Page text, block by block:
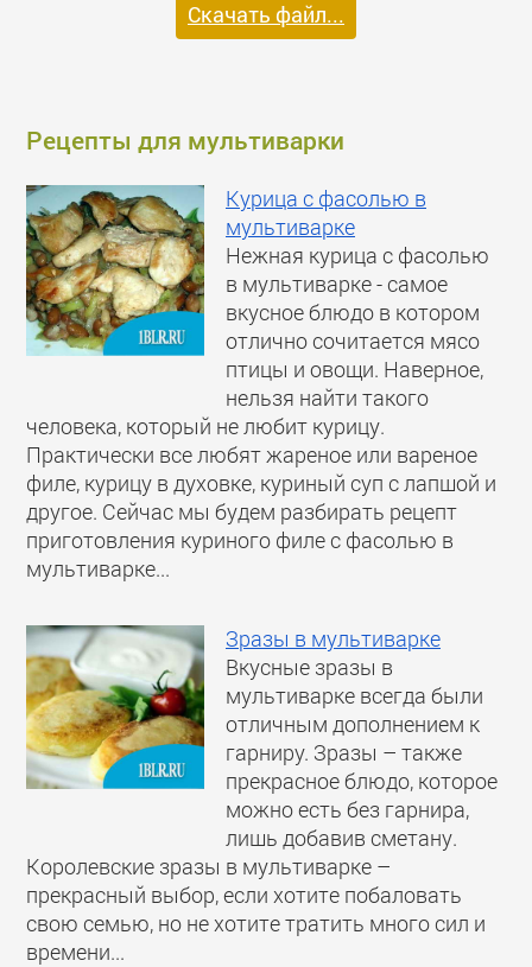
Скачать файл...
Рецепты для мультиварки
Курица с фасолью в
мультиварке
Нежная курица с фасолью
в мультиварке - самое
вкусное блюдо в котором
отлично сочитается мясо
птицы и овощи. Наверное,
нельзя найти такого
человека, который не любит курицу.
Практически все любят жареное или вареное
филе, курицу в духовке, куриный суп с лапшой и
другое. Сейчас мы будем разбирать рецепт
приготовления куриного филе с фасолью в
мультиварке...
Зразы в мультиварке
Вкусные зразы в
мультиварке всегда были
отличным дополнением к
гарниру. Зразы – также
прекрасное блюдо, которое
можно есть без гарнира,
лишь добавив сметану.
Королевские зразы в мультиварке –
прекрасный выбор, если хотите побаловать
свою семью, но не хотите тратить много сил и
времени...